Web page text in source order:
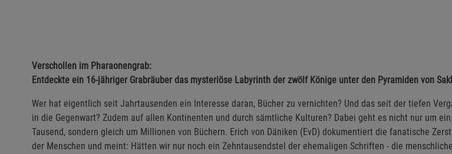
Verschollen im Pharaonengrab:
Entdeckte ein 16-jähriger Grabräuber das mysteriöse Labyrinth der zwölf Könige unter den Pyramiden von
Wer hat eigentlich seit Jahrtausenden ein Interesse daran, Bücher zu vernichten? Und das seit der tiefen
in die Gegenwart? Zudem auf allen Kontinenten und durch sämtliche Kulturen? Dabei geht es nicht nur um
Tausend, sondern gleich um Millionen von Büchern. Erich von Däniken (EvD) dokumentiert die fanatische
der Menschen und meint: Hätten wir nur noch ein Zehntausendstel der ehemaligen Schriften - die menschliche